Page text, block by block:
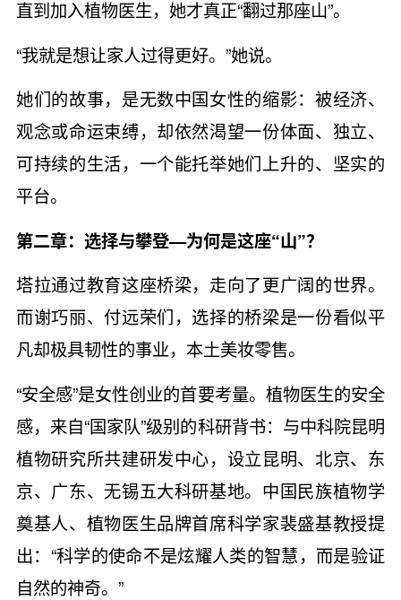
直到加入植物医生，她才真正“翻过那座山”。
“我就是想让家人过得更好。”她说。
她们的故事，是无数中国女性的缩影：被经济、
观念或命运束缚，却依然渴望一份体面、独立、
可持续的生活，一个能托举她们上升的、坚实的
平台。
第二章：选择与攀登—为何是这座“山”？
塔拉通过教育这座桥梁，走向了更广阔的世界。
而谢巧丽、付远荣们，选择的桥梁是一份看似平
凡却极具韧性的事业，本土美妆零售。
“安全感”是女性创业的首要考量。植物医生的安全
感，来自“国家队”级别的科研背书：与中科院昆明
植物研究所共建研发中心，设立昆明、北京、东
京、广东、无锡五大科研基地。中国民族植物学
奠基人、植物医生品牌首席科学家裴盛基教授提
出：“科学的使命不是炫耀人类的智慧，而是验证
自然的神奇。”